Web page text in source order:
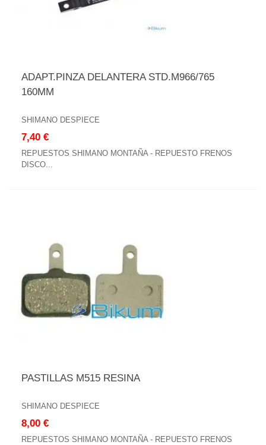
ADAPT.PINZA DELANTERA STD.M966/765
160MM
SHIMANO DESPIECE
7,40 €
REPUESTOS SHIMANO MONTAÑA - REPUESTO FRENOS
DISCO...
PASTILLAS M515 RESINA
SHIMANO DESPIECE
8,00 €
REPUESTOS SHIMANO MONTAÑA - REPUESTO FRENOS